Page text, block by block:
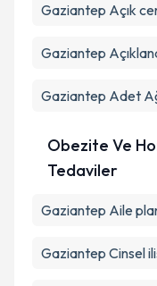
Gaziantep Açık
Gaziantep
Gaziantep Adet
Obezite Ve
Tedaviler
Gaziantep Aile
Gaziantep Cinsel